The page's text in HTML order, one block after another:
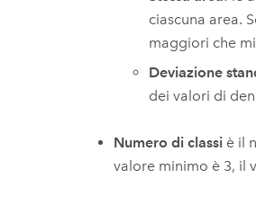
ciascuna area.
maggiori che
Deviazione
dei valori di
Numero di classiè il
valore minimo è 3, il